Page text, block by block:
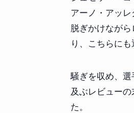
アーノ・アッ
脱ぎかけなが
り、こちらに
騒ぎを収め、
及ぶレビュー
た。